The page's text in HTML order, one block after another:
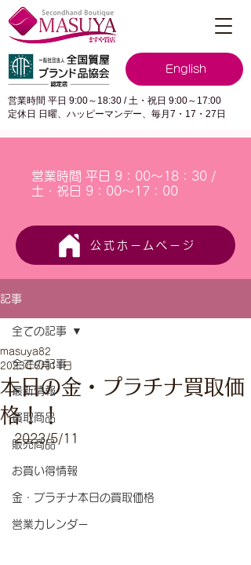
English
営業時間 平日 9:00～18:30 / 土・祝日 9:00～17:00
定休日 日曜、ハッピーマンデー、毎月7・17・27日
営業時間 平日 9：00～18：30 /
土・祝日 9：00～17：00
公式ホームページ
記事
全ての記事
最新情報
買取商品
販売商品
お買い得情報
金・プラチナ本日の買取価格
営業カレンダー
全ての記事
本日の金・プラチナ買取価
格！！
masuya82
2023年5月11日
2023/5/11